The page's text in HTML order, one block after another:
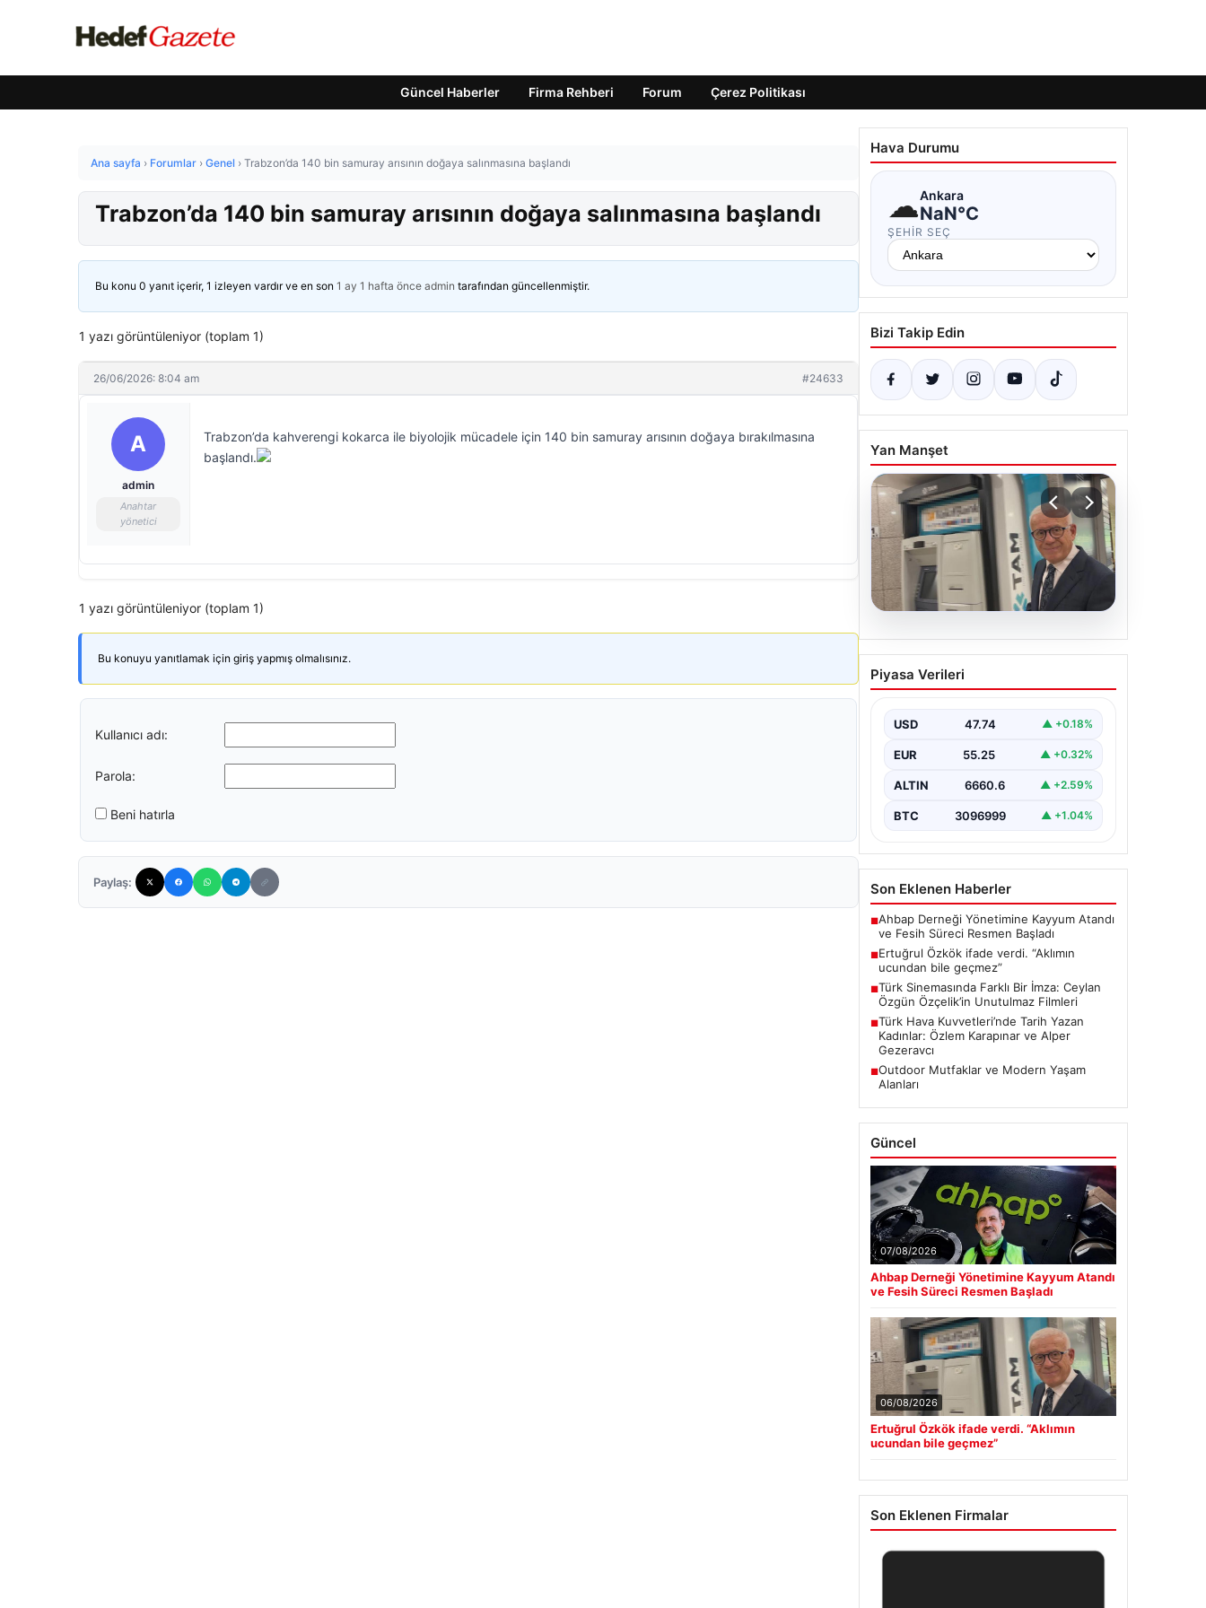
Güncel Haberler Firma Rehberi Forum Çerez Politikası
Ana sayfa › Forumlar › Genel › Trabzon’da 140 bin samuray arısının doğaya salınmasına başlandı
Trabzon’da 140 bin samuray arısının doğaya salınmasına başlandı
Bu konu 0 yanıt içerir, 1 izleyen vardır ve en son 1 ay 1 hafta önce admin tarafından güncellenmiştir.
1 yazı görüntüleniyor (toplam 1)
26/06/2026: 8:04 am #24633
A
admin
Anahtar
yönetici
Trabzon’da kahverengi kokarca ile biyolojik mücadele için 140 bin samuray arısının doğaya bırakılmasına
başlandı.
1 yazı görüntüleniyor (toplam 1)
Bu konuyu yanıtlamak için giriş yapmış olmalısınız.
Kullanıcı adı:
Parola:
Beni hatırla
Paylaş:
Hava Durumu
☁Ankara
NaN°C
ŞEHIR SEÇ
Bizi Takip Edin
Yan Manşet
Ertuğrul Özkök ifade
verdi. “Aklımın ucundan
Piyasa Verileri
USD 47.74 ▲ +0.18%
EUR 55.25 ▲ +0.32%
ALTIN 6660.6 ▲ +2.59%
BTC 3096999 ▲ +1.04%
Son Eklenen Haberler
■Ahbap Derneği Yönetimine Kayyum Atandı
ve Fesih Süreci Resmen Başladı
■Ertuğrul Özkök ifade verdi. “Aklımın
ucundan bile geçmez”
■Türk Sinemasında Farklı Bir İmza: Ceylan
Özgün Özçelik’in Unutulmaz Filmleri
■Türk Hava Kuvvetleri’nde Tarih Yazan
Kadınlar: Özlem Karapınar ve Alper
Gezeravcı
■Outdoor Mutfaklar ve Modern Yaşam
Alanları
Güncel
07/08/2026
Ahbap Derneği Yönetimine Kayyum Atandı
ve Fesih Süreci Resmen Başladı
06/08/2026
Ertuğrul Özkök ifade verdi. “Aklımın
ucundan bile geçmez”
Son Eklenen Firmalar